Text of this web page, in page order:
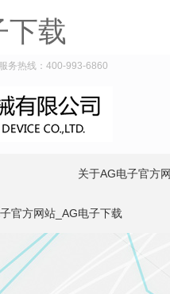
下载
务热线：400-993-6860
关于AG电子官方
官方网站_AG电子下载